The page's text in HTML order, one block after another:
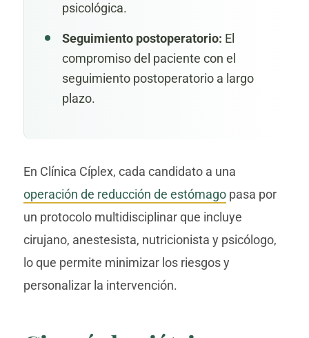
psicológica.
Seguimiento postoperatorio: El
compromiso del paciente con el
seguimiento postoperatorio a largo
plazo.
En Clínica Cíplex, cada candidato a una
operación de reducción de estómagopasa por
un protocolo multidisciplinar que incluye
cirujano, anestesista, nutricionista y psicólogo,
lo que permite minimizar los riesgos y
personalizar la intervención.